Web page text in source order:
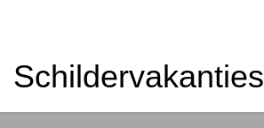
Schildervakanties